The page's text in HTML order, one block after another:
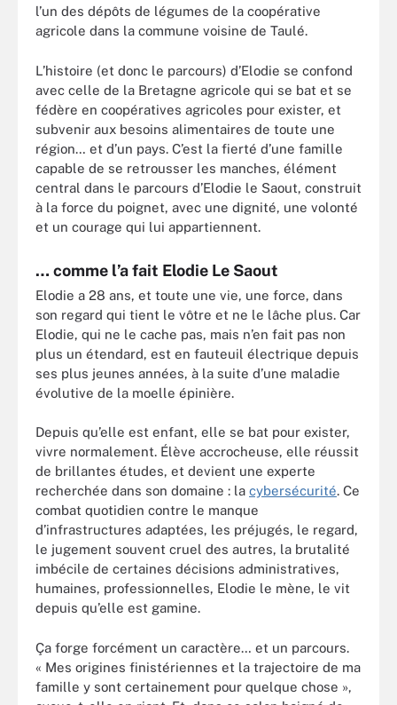
l’un des dépôts de légumes de la coopérative
agricole dans la commune voisine de Taulé.
L’histoire (et donc le parcours) d’Elodie se confond
avec celle de la Bretagne agricole qui se bat et se
fédère en coopératives agricoles pour exister, et
subvenir aux besoins alimentaires de toute une
région… et d’un pays. C’est la fierté d’une famille
capable de se retrousser les manches, élément
central dans le parcours d’Elodie le Saout, construit
à la force du poignet, avec une dignité, une volonté
et un courage qui lui appartiennent.
… comme l’a fait Elodie Le Saout
Elodie a 28 ans, et toute une vie, une force, dans
son regard qui tient le vôtre et ne le lâche plus. Car
Elodie, qui ne le cache pas, mais n’en fait pas non
plus un étendard, est en fauteuil électrique depuis
ses plus jeunes années, à la suite d’une maladie
évolutive de la moelle épinière.
Depuis qu’elle est enfant, elle se bat pour exister,
vivre normalement. Élève accrocheuse, elle réussit
de brillantes études, et devient une experte
recherchée dans son domaine : la cybersécurité. Ce
combat quotidien contre le manque
d’infrastructures adaptées, les préjugés, le regard,
le jugement souvent cruel des autres, la brutalité
imbécile de certaines décisions administratives,
humaines, professionnelles, Elodie le mène, le vit
depuis qu’elle est gamine.
Ça forge forcément un caractère… et un parcours.
« Mes origines finistériennes et la trajectoire de ma
famille y sont certainement pour quelque chose »,